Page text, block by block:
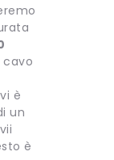
cavo
è
un
è